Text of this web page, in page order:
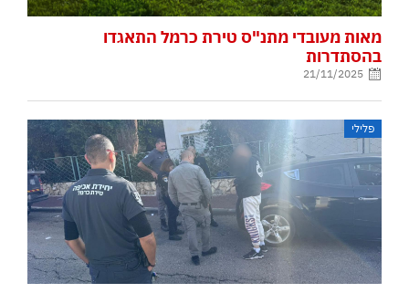
מאות מעובדי מתנ"ס טירת כרמל התאגדו
בהסתדרות
21/11/2025
פלילי